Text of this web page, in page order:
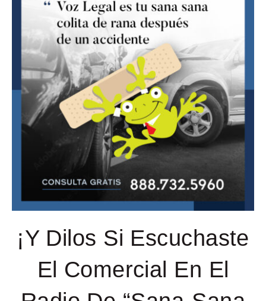
¡Y Dilos Si Escuchaste
El Comercial En El